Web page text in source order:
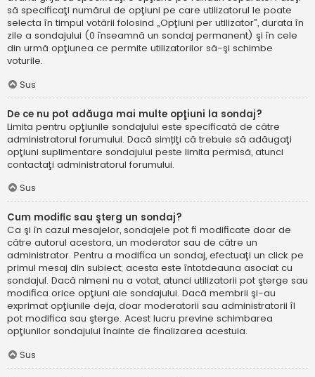
să specificaţi numărul de opţiuni pe care utilizatorul le poate
selecta în timpul votării folosind „Opţiuni per utilizator”, durata în
zile a sondajului (0 înseamnă un sondaj permanent) şi în cele
din urmă opţiunea ce permite utilizatorilor să-şi schimbe
voturile.
Sus
De ce nu pot adăuga mai multe opţiuni la sondaj?
Limita pentru opţiunile sondajului este specificată de către
administratorul forumului. Dacă simțiţi că trebuie să adăugaţi
opţiuni suplimentare sondajului peste limita permisă, atunci
contactaţi administratorul forumului.
Sus
Cum modific sau şterg un sondaj?
Ca şi în cazul mesajelor, sondajele pot fi modificate doar de
către autorul acestora, un moderator sau de către un
administrator. Pentru a modifica un sondaj, efectuaţi un click pe
primul mesaj din subiect; acesta este întotdeauna asociat cu
sondajul. Dacă nimeni nu a votat, atunci utilizatorii pot şterge sau
modifica orice opţiuni ale sondajului. Dacă membrii şi-au
exprimat opţiunile deja, doar moderatorii sau administratorii îl
pot modifica sau şterge. Acest lucru previne schimbarea
opţiunilor sondajului înainte de finalizarea acestuia.
Sus